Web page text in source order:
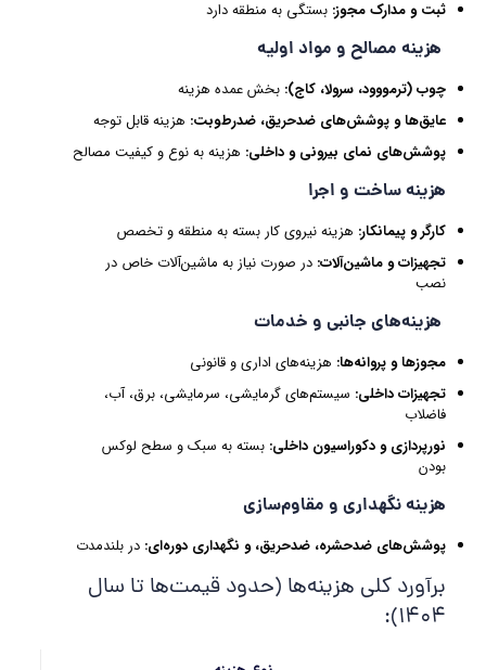
ثبت و مدارک مجوز: بستگی به منطقه دارد
هزینه مصالح و مواد اولیه
چوب (ترمووود، سرولا، کاج): بخش عمده هزینه
عایق‌ها و پوشش‌های ضدحریق، ضدرطوبت: هزینه قابل توجه
پوشش‌های نمای بیرونی و داخلی: هزینه به نوع و کیفیت مصالح
هزینه ساخت و اجرا
کارگر و پیمانکار: هزینه نیروی کار بسته به منطقه و تخصص
تجهیزات و ماشین‌آلات: در صورت نیاز به ماشین‌آلات خاص در
نصب
هزینه‌های جانبی و خدمات
مجوزها و پروانه‌ها: هزینه‌های اداری و قانونی
تجهیزات داخلی: سیستم‌های گرمایشی، سرمایشی، برق، آب،
فاضلاب
نورپردازی و دکوراسیون داخلی: بسته به سبک و سطح لوکس
بودن
هزینه نگهداری و مقاوم‌سازی
پوشش‌های ضدحشره، ضدحریق، و نگهداری دوره‌ای: در بلندمدت
برآورد کلی هزینه‌ها (حدود قیمت‌ها تا سال
1404):